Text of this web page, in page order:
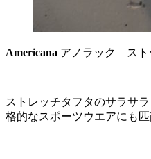
Americana アノラック ス
ストレッチタフタのサラサ
格的なスポーツウエアにも